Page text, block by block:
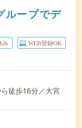
ループでデ
み WEB登録OK
徒歩16分／大宮